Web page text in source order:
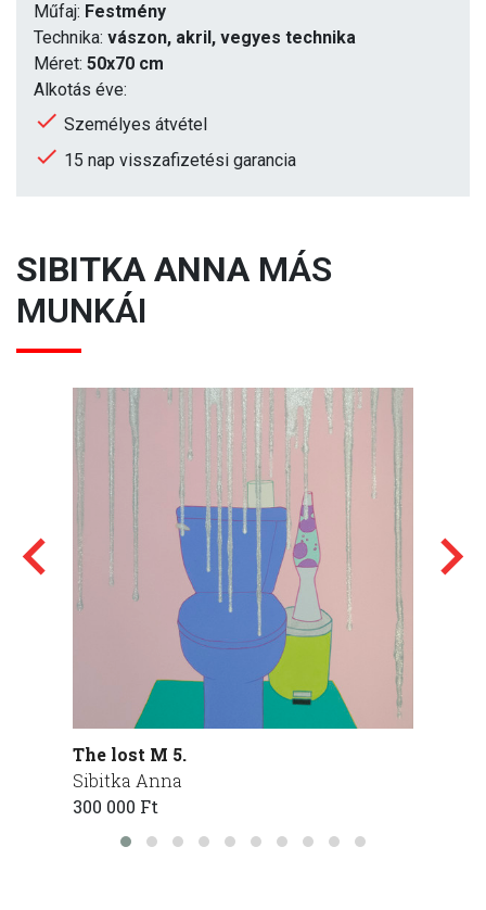
Műfaj: Festmény
Technika: vászon, akril, vegyes technika
Méret: 50x70 cm
Alkotás éve:
Személyes átvétel
15 nap visszafizetési garancia
SIBITKA ANNA MÁS
MUNKÁI
The lost M 5.
Sibitka Anna
300 000 Ft